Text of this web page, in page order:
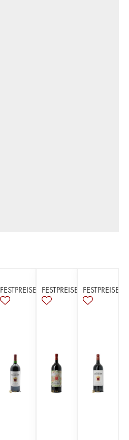
FESTPREISE FESTPREISE FESTPREISE